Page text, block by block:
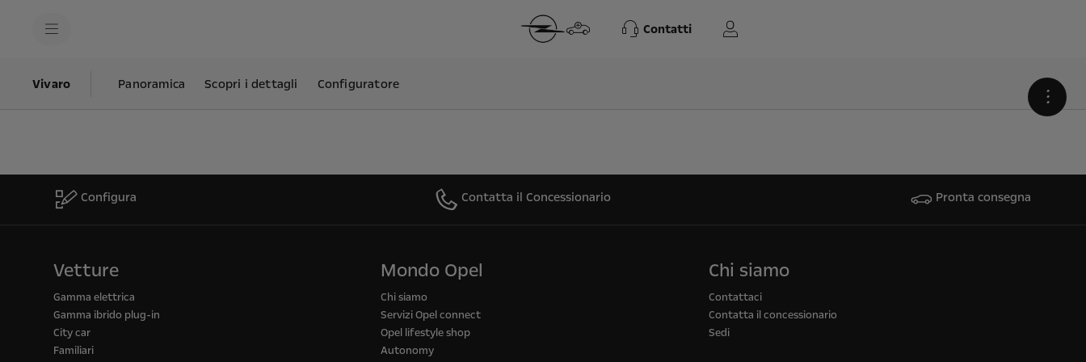
t
Contatti
•
Vivaro Panoramica Scopri i dettagli Configuratore
Configura Contatta il Concessionario Pronta consegna
Vetture
Gamma elettrica
Gamma ibrido plug-in
City car
Familiari
Mondo Opel
Chi siamo
Servizi Opel connect
Opel lifestyle shop
Autonomy
Chi siamo
Contattaci
Contatta il concessionario
Sedi